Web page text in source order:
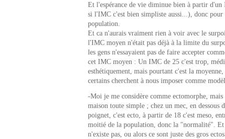
Et l'espérance de vie diminue bien à partir d'un
si l'IMC c'est bien simpliste aussi...), donc pour
population.
Et ca n'aurais vraiment rien à voir avec le
l'IMC moyen n'était pas déjà à la limite du
les gens n'essayaient pas de faire accepter
cet IMC moyen : Un IMC de 25 c'est trop,
esthétiquement, mais pourtant c'est la moyenne,
certains cherchent à nous imposer comme
-Moi je me considère comme ectomorphe,
maison toute simple ; chez un mec, en dessous
poignet, c'est ecto, à partir de 18 c'est meso,
moitié de la population, donc la "normalité". Et
n'existe pas, ou alors ce sont juste des gros